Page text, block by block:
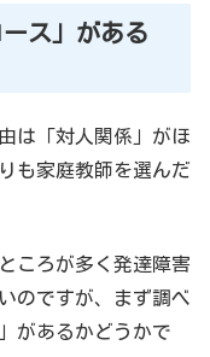
ス」がある
は「対人関係」がほ
も家庭教師を選んだ
ころが多く発達障害
のですが、まず調べ
があるかどうかで